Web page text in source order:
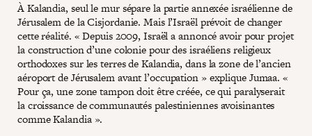
À Kalandia, seul le mur sépare la partie annexée israélienne de
Jérusalem de la Cisjordanie. Mais l’Israël prévoit de changer
cette réalité. « Depuis 2009, Israël a annoncé avoir pour projet
la construction d’une colonie pour des israéliens religieux
orthodoxes sur les terres de Kalandia, dans la zone de l’ancien
aéroport de Jérusalem avant l’occupation » explique Jumaa. «
Pour ça, une zone tampon doit être créée, ce qui paralyserait
la croissance de communautés palestiniennes avoisinantes
comme Kalandia ».